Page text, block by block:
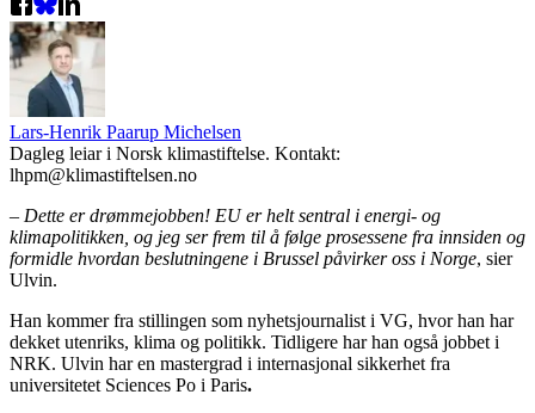
Lars-Henrik Paarup Michelsen
Dagleg leiar i Norsk klimastiftelse. Kontakt:
lhpm@klimastiftelsen.no
– Dette er drømmejobben! EU er helt sentral i energi- og
klimapolitikken, og jeg ser frem til å følge prosessene fra innsiden og
formidle hvordan beslutningene i Brussel påvirker oss i Norge, sier
Ulvin.
Han kommer fra stillingen som nyhetsjournalist i VG, hvor han har
dekket utenriks, klima og politikk. Tidligere har han også jobbet i
NRK. Ulvin har en mastergrad i internasjonal sikkerhet fra
universitetet Sciences Po i Paris.